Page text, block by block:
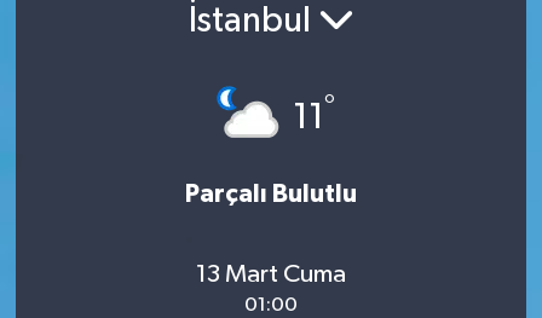
İstanbul
11 °
Parçalı Bulutlu
13 Mart Cuma
01:00